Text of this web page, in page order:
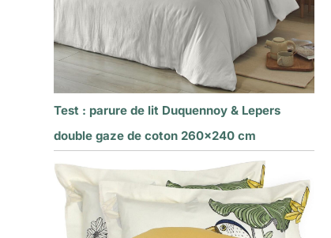
Test : parure de lit Duquennoy & Lepers
double gaze de coton 260×240 cm